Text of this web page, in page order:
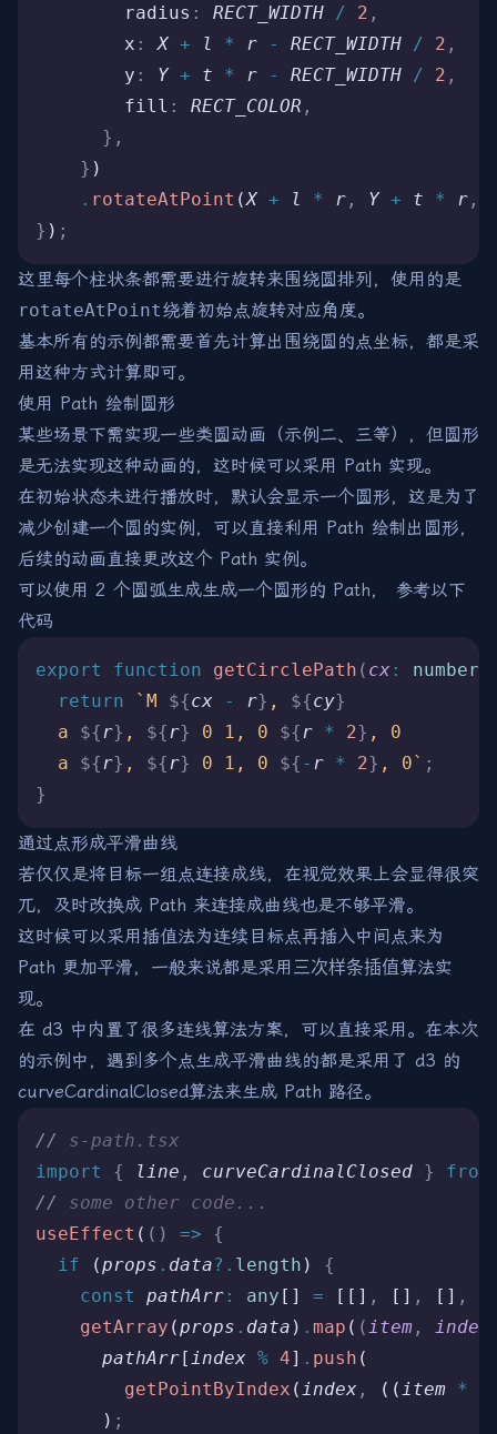
        radius
: RECT_WIDTH / 2 ,
        x
: X + l * r - RECT_WIDTH / 2 ,
        y
: Y + t * r - RECT_WIDTH / 2 ,
        fill
: RECT_COLOR ,
      },
    }
)
    .
rotateAtPoint (X + l * r , Y + t * r ,
} ) ;
这里每个柱状条都需要进行旋转来围绕圆排列，使用的是
rotateAtPoint绕着初始点旋转对应角度。
基本所有的示例都需要首先计算出围绕圆的点坐标，都是采
用这种方式计算即可。
使用 Path 绘制圆形
某些场景下需实现一些类圆动画（示例二、三等），但圆形
是无法实现这种动画的，这时候可以采用 Path 实现。
在初始状态未进行播放时，默认会显示一个圆形，这是为了
减少创建一个圆的实例，可以直接利用 Path 绘制出圆形，
后续的动画直接更改这个 Path 实例。
可以使用 2 个圆弧生成生成一个圆形的 Path， 参考以下
代码
export function getCirclePath ( cx : number
  return
`M ${cx - r} , ${cy}
  a
${ r} , ${ r} 0 1, 0 ${ r * 2} , 0
  a
${ r} , ${ r} 0 1, 0 ${ - r * 2} , 0` ;
}
通过点形成平滑曲线
若仅仅是将目标一组点连接成线，在视觉效果上会显得很突
兀，及时改换成 Path 来连接成曲线也是不够平滑。
这时候可以采用插值法为连续目标点再插入中间点来为
Path 更加平滑，一般来说都是采用 三次样条插值算法实
现。
在 d3 中内置了很多连线算法方案，可以直接采用。在本次
的示例中，遇到多个点生成平滑曲线的都是采用了 d3 的
curveCardinalClosed算法来生成 Path 路径。
//
s-path.tsx
import { line , curveCardinalClosed }
//
some other code...
useEffect ( () => {
  if
(props . data?. length ) {
    const
pathArr : any [] = [[] , [] , [] ,
    getArray
(props . data ) . map ( ( item , index
      pathArr
[ index % 4] . push (
        getPointByIndex
( index , (( item *
      )
;